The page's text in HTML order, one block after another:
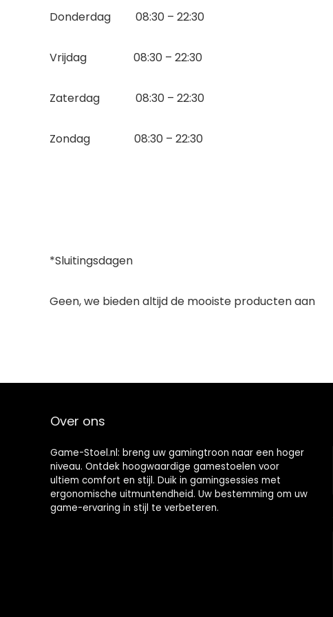
Donderdag 08:30 – 22:30
Vrijdag 08:30 – 22:30
Zaterdag 08:30 – 22:30
Zondag 08:30 – 22:30
*Sluitingsdagen
Geen, we bieden altijd de mooiste producten aan
Over ons
Game-Stoel.nl: breng uw gamingtroon naar een hoger
niveau. Ontdek hoogwaardige gamestoelen voor
ultiem comfort en stijl. Duik in gamingsessies met
ergonomische uitmuntendheid. Uw bestemming om uw
game-ervaring in stijl te verbeteren.